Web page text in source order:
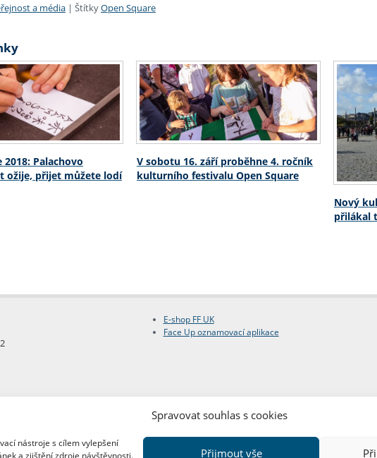
Spravovat souhlas s cookies
nástroje s cílem vylepšení
a zjištění zdroje návštěvnosti.
Přijmout vše
a média | ŠtítkyOpen Square
2018: Palachovo
ožije, přijet můžete lodí
V sobotu 16. září proběhne 4. ročník
kulturního festivalu Open Square
Nový
přilákal
E-shop FF UK
Face Up oznamovací aplikace